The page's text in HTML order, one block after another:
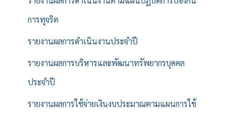
การทุจริต
รายงานผลการดำเนินงานประจำปี
รายงานผลการบริหารและพัฒนาทรัพยากรบุคคล
ประจำปี
รายงานผลการใช้จ่ายเงินงบประมาณตามแผนการใช้